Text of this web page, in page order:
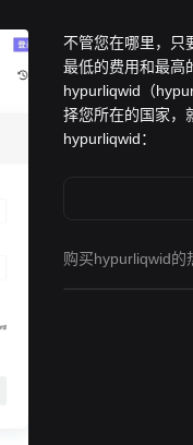
不管您在哪里，只
最低的费用和最高
hypurliqwid（
择您所在的国家，
hypurliqwid：
购买hypurliqwid的